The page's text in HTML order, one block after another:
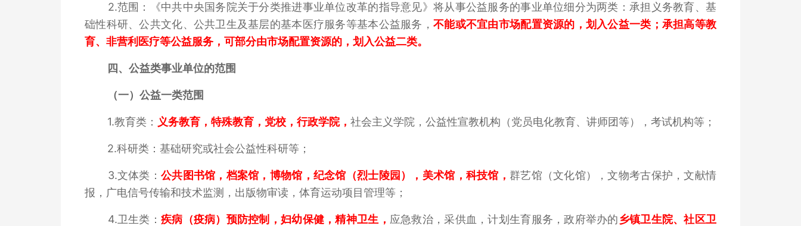
2.范围：《中共中央国务院关于分类推进事业单位改革的指导意见》将从事公益服务的事业单位细分为两类：承担义务教育、基
础性科研、公共文化、公共卫生及基层的基本医疗服务等基本公益服务， 不能或不宜由市场配置资源的，划入公益一类；承担高等教
育、非营利医疗等公益服务，可部分由市场配置资源的，划入公益二类。
四、 公益类事业单位的范围
（一）公益一类范围
1.教育类： 义务教育，特殊教育，党校，行政学院， 社会主义学院，公益性宣教机构（党员电化教育、讲师团等），考试机构等；
2.科研类：基础研究或社会公益性科研等；
3.文体类： 公共图书馆，档案馆，博物馆，纪念馆（烈士陵园），美术馆，科技馆 ， 群艺馆（文化馆），文物考古保护，文献情
报，广电信号传输和技术监测，出版物审读，体育运动项目管理等；
4.卫生类： 疾病（疫病）预防控制，妇幼保健，精神卫生 ， 应急救治，采供血，计划生育服务，政府举办的乡镇卫生院、社区卫